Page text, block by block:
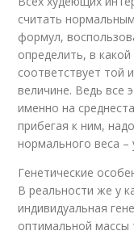
считать
формул,
определить, в
соответствует той
величине. Ведь все
именно на
прибегая к ним,
нормального веса –
Генетические
В реальности же у
индивидуальная
оптимальной массы